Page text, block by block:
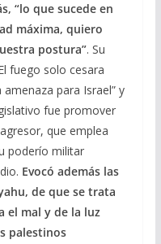
“lo que sucede en
máxima, quiero
postura”. Su
fuego solo cesara
para Israel” y
fue promover
que emplea
poderío militar
Evocó además las
de que se trata
el mal y de la luz
palestinos